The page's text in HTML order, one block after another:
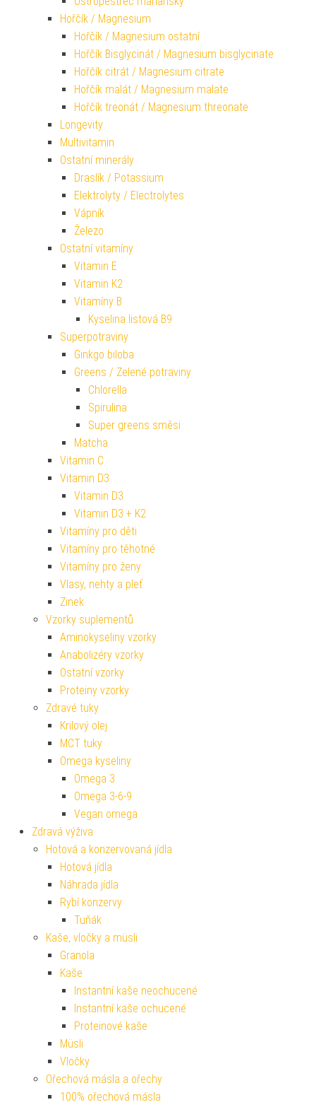
Hořčík / Magnesium
Hořčík / Magnesium ostatní
Hořčík Bisglycinát / Magnesium bisglycinate
Hořčík citrát / Magnesium citrate
Hořčík malát / Magnesium malate
Hořčík treonát / Magnesium threonate
Longevity
Multivitamin
Ostatní minerály
Draslík / Potassium
Elektrolyty / Electrolytes
Vápník
Železo
Ostatní vitamíny
Vitamin E
Vitamin K2
Vitamíny B
Kyselina listová B9
Superpotraviny
Ginkgo biloba
Greens / Zelené potraviny
Chlorella
Spirulina
Super greens směsi
Matcha
Vitamin C
Vitamin D3
Vitamin D3
Vitamin D3 + K2
Vitamíny pro děti
Vitamíny pro těhotné
Vitamíny pro ženy
Vlasy, nehty a pleť
Zinek
Vzorky suplementů
Aminokyseliny vzorky
Anabolizéry vzorky
Ostatní vzorky
Proteiny vzorky
Zdravé tuky
Krilový olej
MCT tuky
Omega kyseliny
Omega 3
Omega 3-6-9
Vegan omega
Zdravá výživa
Hotová a konzervovaná jídla
Hotová jídla
Náhrada jídla
Rybí konzervy
Tuňák
Kaše, vločky a müsli
Granola
Kaše
Instantní kaše neochucené
Instantní kaše ochucené
Proteinové kaše
Müsli
Vločky
Ořechová másla a ořechy
100% ořechová másla